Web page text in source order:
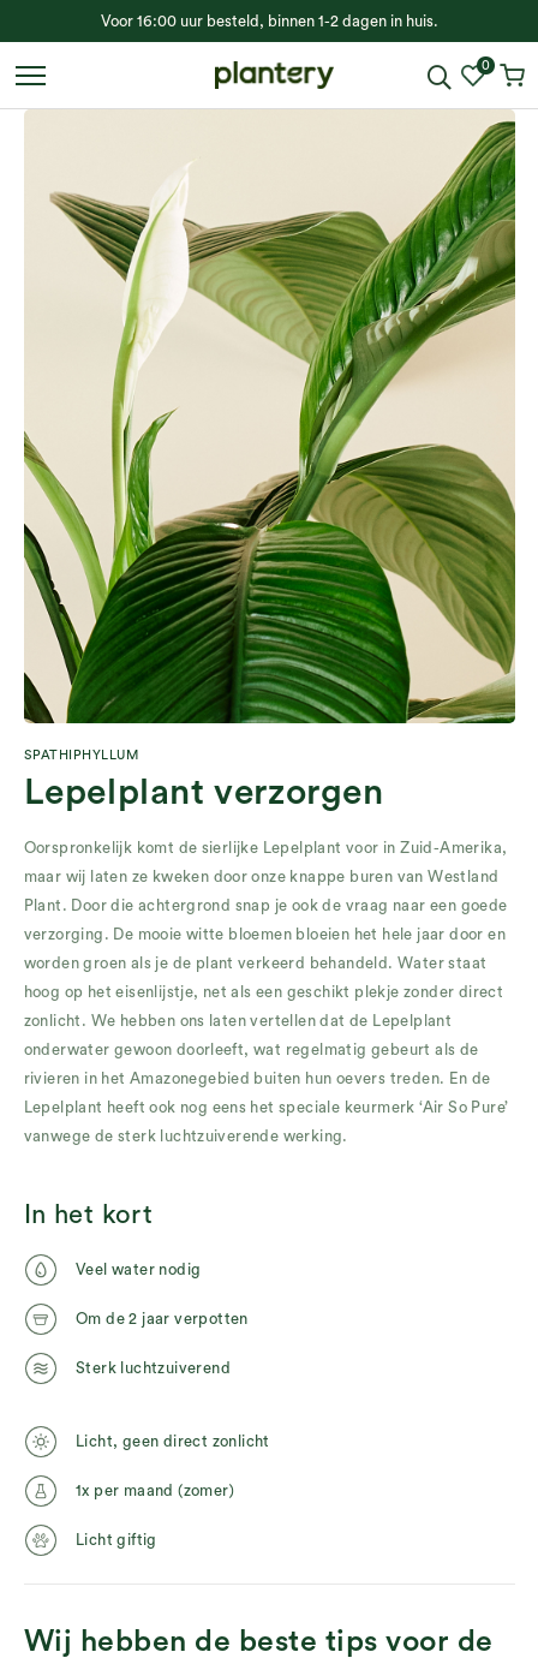
Voor 16:00 uur besteld, binnen 1-2 dagen in huis.
0
SPATHIPHYLLUM
Lepelplant verzorgen
Oorspronkelijk komt de sierlijke Lepelplant voor in Zuid-Amerika,
maar wij laten ze kweken door onze knappe buren van Westland
Plant. Door die achtergrond snap je ook de vraag naar een goede
verzorging. De mooie witte bloemen bloeien het hele jaar door en
worden groen als je de plant verkeerd behandeld. Water staat
hoog op het eisenlijstje, net als een geschikt plekje zonder direct
zonlicht. We hebben ons laten vertellen dat de Lepelplant
onderwater gewoon doorleeft, wat regelmatig gebeurt als de
rivieren in het Amazonegebied buiten hun oevers treden. En de
Lepelplant heeft ook nog eens het speciale keurmerk ‘Air So Pure’
vanwege de sterk luchtzuiverende werking.
In het kort
Veel water nodig
Om de 2 jaar verpotten
Sterk luchtzuiverend
Licht, geen direct zonlicht
1x per maand (zomer)
Licht giftig
Wij hebben de beste tips voor de